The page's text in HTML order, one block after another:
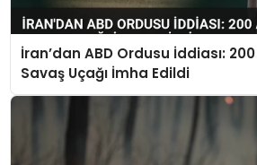
İran’dan ABD Ordusu İddiası: 200
Savaş Uçağı İmha Edildi